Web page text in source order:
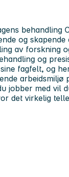
behandling
og skapende
av forskning
og
fagfelt, og
arbeidsmiljø
jobber med vil
det virkelig